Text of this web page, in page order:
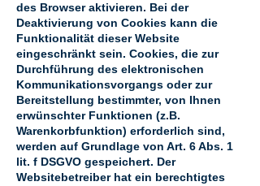
des Browser aktivieren. Bei der
Deaktivierung von Cookies kann die
Funktionalität dieser Website
eingeschränkt sein. Cookies, die zur
Durchführung des elektronischen
Kommunikationsvorgangs oder zur
Bereitstellung bestimmter, von Ihnen
erwünschter Funktionen (z.B.
Warenkorbfunktion) erforderlich sind,
werden auf Grundlage von Art. 6 Abs. 1
lit. f DSGVO gespeichert. Der
Websitebetreiber hat ein berechtigtes